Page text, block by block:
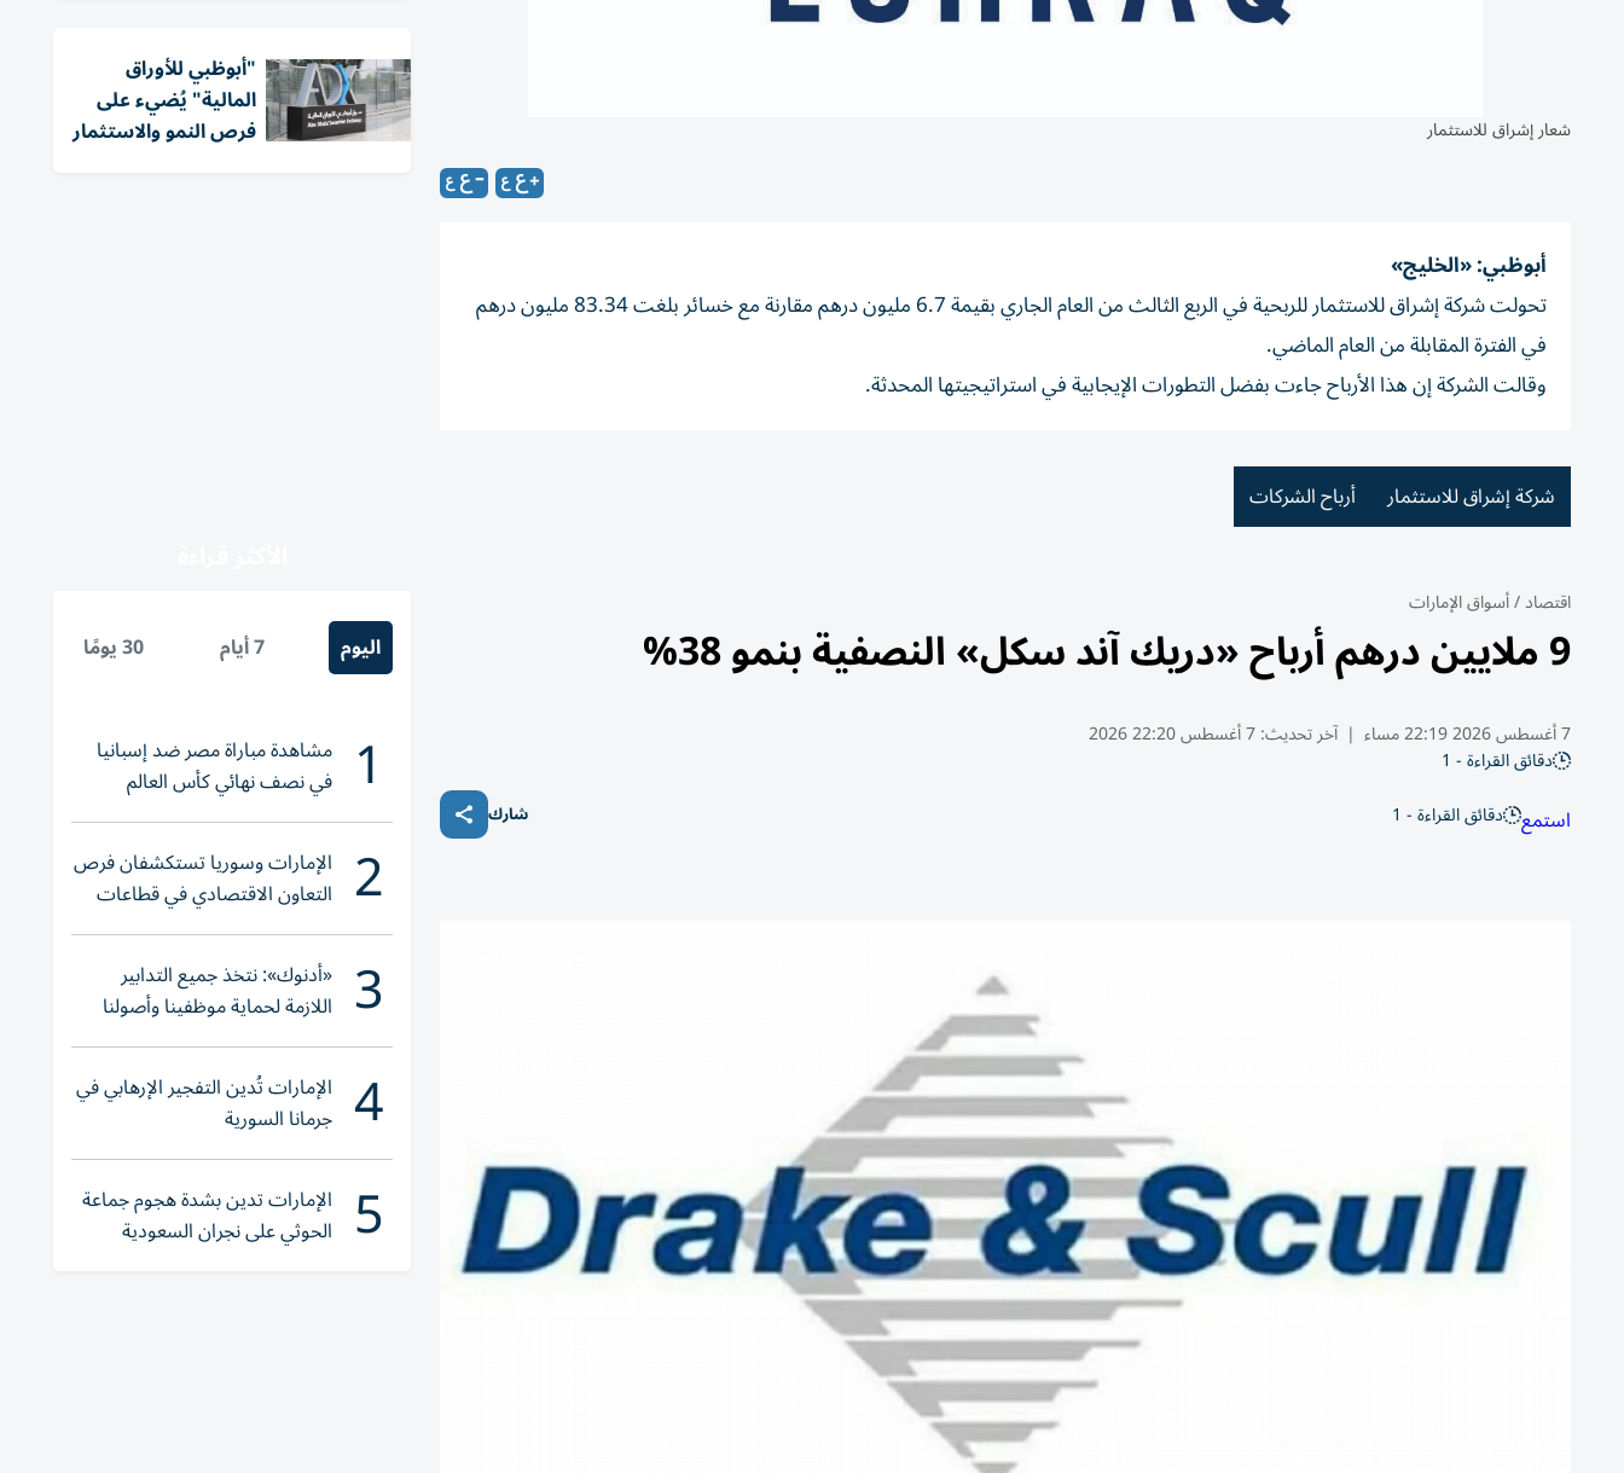
شعار إشراق للاستثمار
أبوظبي: «الخليج»
تحولت شركة إشراق للاستثمار للربحية في الربع الثالث من العام الجاري بقيمة 6.7 مليون درهم مقارنة مع خسائر بلغت 83.34 مليون درهم
في الفترة المقابلة من العام الماضي.
وقالت الشركة إن هذا الأرباح جاءت بفضل التطورات الإيجابية في استراتيجيتها المحدثة.
شركة إشراق للاستثمار أرباح الشركات
اقتصاد/أسواق الإمارات
9 ملايين درهم أرباح «دريك آند سكل» النصفية بنمو 38%
7 أغسطس 2026 22:19 مساء | آخر تحديث:7 أغسطس 22:20 2026
دقائق القراءة - 1
استمع دقائق القراءة - 1 شارك
"أبوظبي للأوراق
المالية" يُضيء على
فرص النمو والاستثمار
اليوم 7 أيام 30 يومًا
1 مشاهدة مباراة مصر ضد إسبانيا
في نصف نهائي كأس العالم
لناشئات اليد 2026
2 الإمارات وسوريا تستكشفان فرص
التعاون الاقتصادي في قطاعات
حيوية
3 «أدنوك»: نتخذ جميع التدابير
اللازمة لحماية موظفينا وأصولنا
وعملياتنا
4 الإمارات تُدين التفجير الإرهابي في
جرمانا السورية
5 الإمارات تدين بشدة هجوم جماعة
الحوثي على نجران السعودية